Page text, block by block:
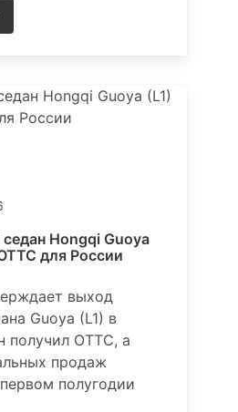
Hongqi Guoya
для России
выход
Guoya (L1) в
получил ОТТС, а
продаж
полугодии